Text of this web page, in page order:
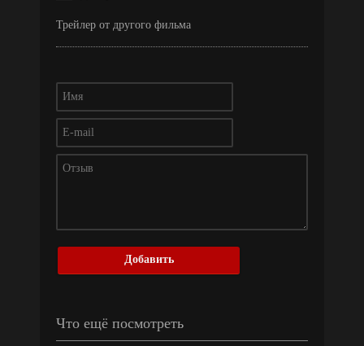
Трейлер от другого фильма
Добавить
Что ещё посмотреть